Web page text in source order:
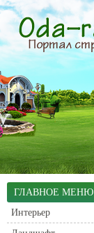
ГЛАВНОЕ МЕНЮ
Интерьер